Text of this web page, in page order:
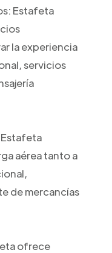
Estafeta
la experiencia
servicios
aérea tanto a
de mercancías
ofrece